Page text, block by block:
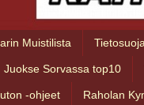
Muistilista
Juokse Sorvassa top10
-ohjeet Raholan